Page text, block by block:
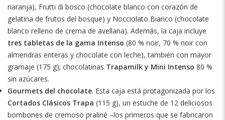
naranja), Frutti di bosco (chocolate blanco con corazón de
gelatina de frutos del bosque) y Nocciolato Bianco (chocolate
blanco relleno de crema de avellana). Además, la caja incluye
tres tabletas de la gama Intenso (80 % noir, 70 % noir con
almendras enteras y chocolate con leche), también con mayor
gramaje (175 g); chocolatinas Trapamilk y Mini Intenso 80 %
sin azúcares.
Gourmets del chocolate. Esta caja está protagonizada por los
Cortados Clásicos Trapa (115 g), un estuche de 12 deliciosos
bombones de cremoso praliné –los primeros que se fabricaron